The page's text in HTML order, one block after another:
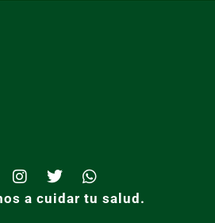
a cuidar tu salud.